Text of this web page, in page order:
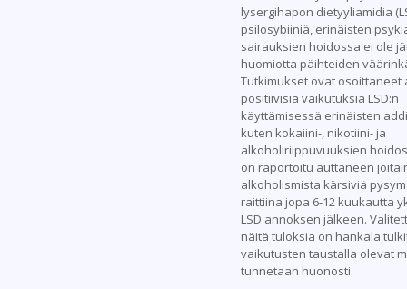
lysergihapon dietyyliamidia
psilosybiiniä, erinäisten
sairauksien hoidossa ei ole
huomiotta päihteiden
Tutkimukset ovat osoittaneet
positiivisia vaikutuksia LSD:n
käyttämisessä erinäisten
kuten kokaiini-, nikotiini- ja
alkoholiriippuvuuksien
on raportoitu auttaneen
alkoholismista kärsiviä
raittiina jopa 6-12 kuukautta
LSD annoksen jälkeen.
näitä tuloksia on hankala
vaikutusten taustalla olevat
tunnetaan huonosti.